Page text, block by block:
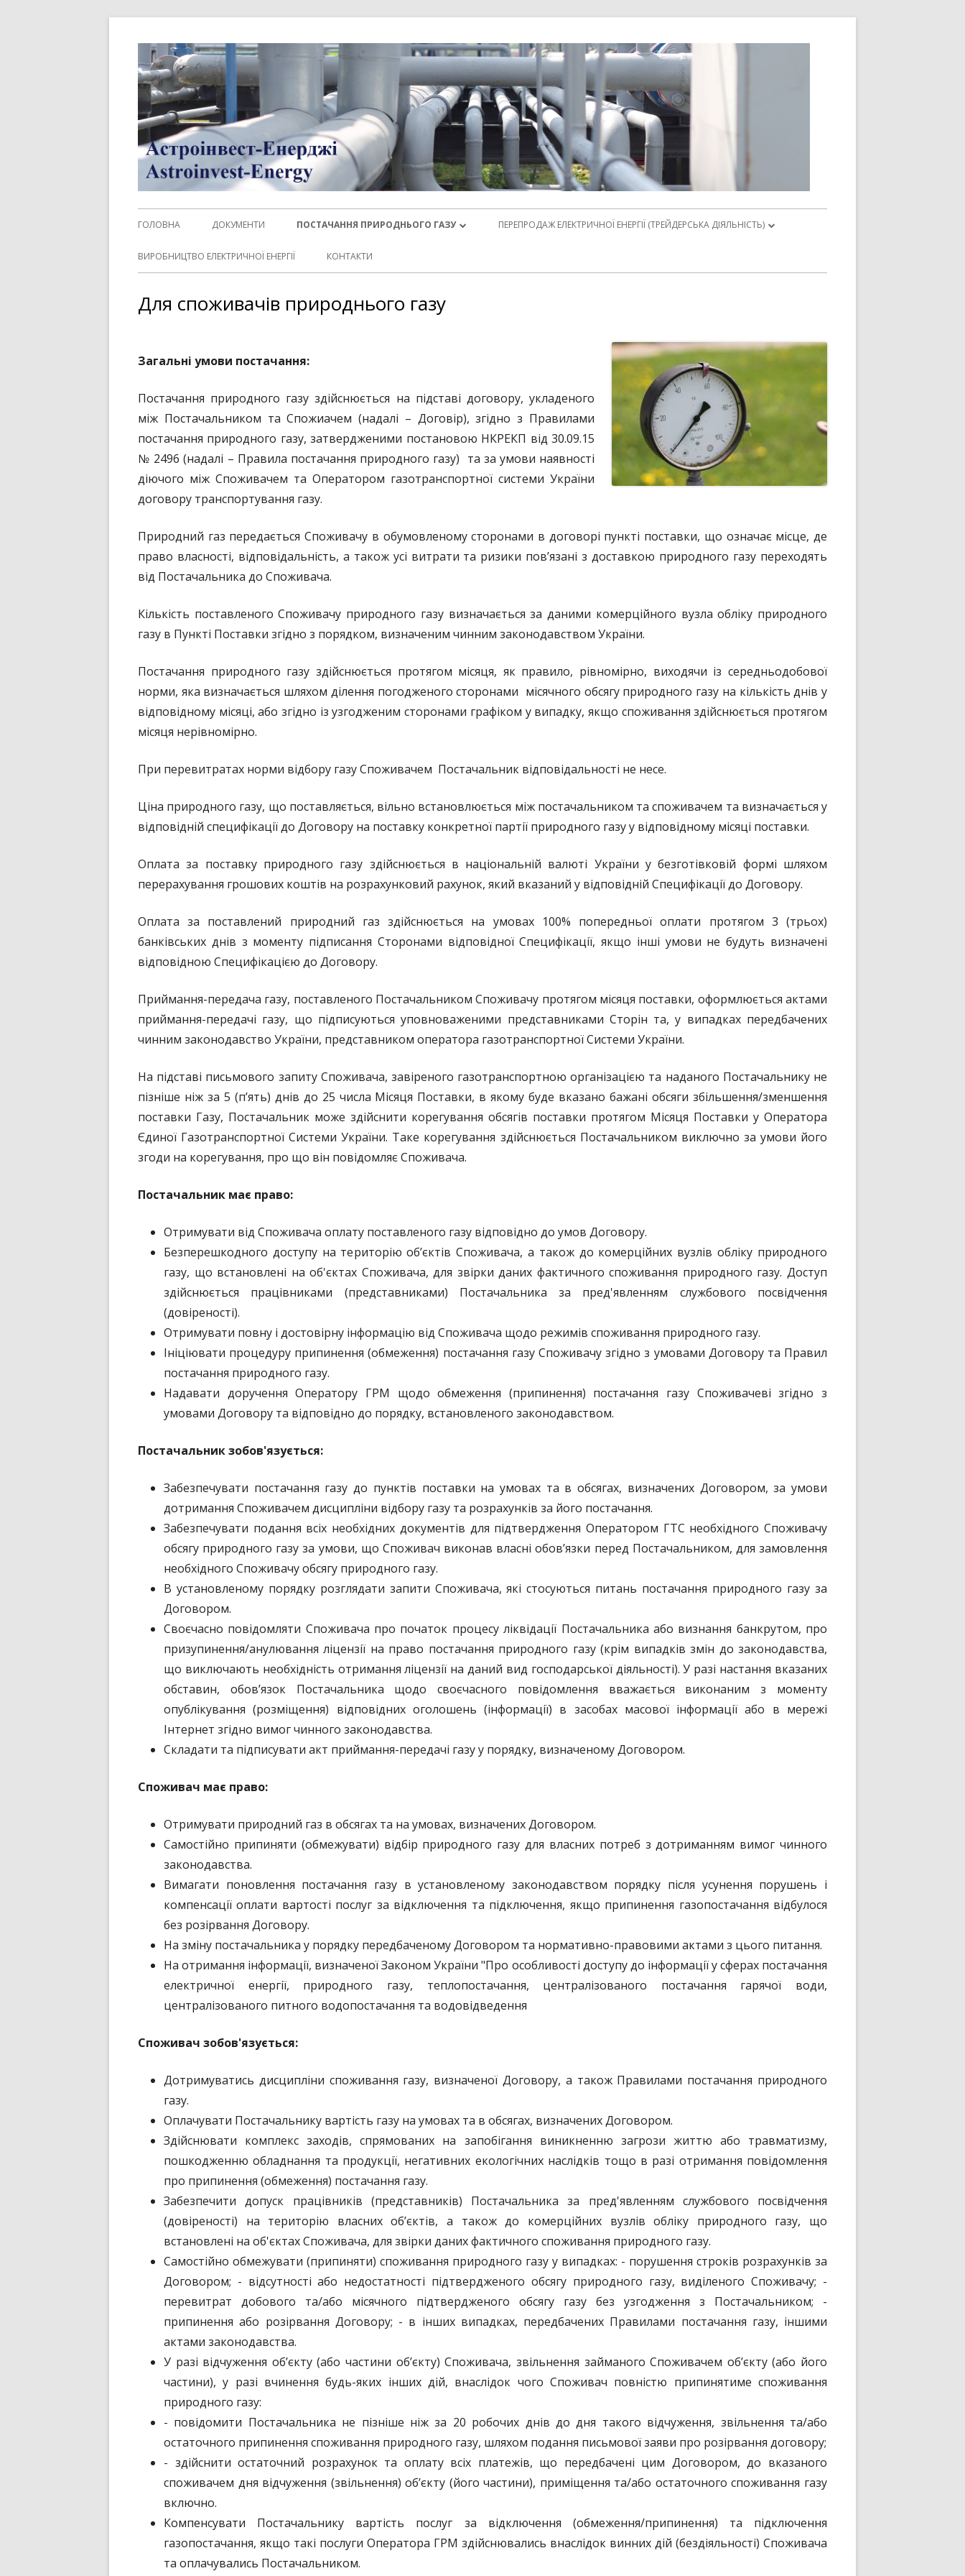
Головне
меню
ГОЛОВНА ДОКУМЕНТИ ПОСТАЧАННЯ ПРИРОДНЬОГО ГАЗУ
ЗАКОНОДАВСТВО
ГАЗУ
ТИПОВИЙ ДОГОВІР
ПЕРЕПРОДАЖ ЕЛЕКТРИЧНОЇ ЕНЕРГІЇ (ТРЕЙДЕРСЬКА ДІЯЛЬНІСТЬ)
ЕНЕРГІЇ
ВИРОБНИЦТВО ЕЛЕКТРИЧНОЇ ЕНЕРГІЇ КОНТАКТИ
Для споживачів природнього газу
Загальні умови постачання:
Постачання природного газу здійснюється на підставі договору, укладеного
між Постачальником та Спожиачем (надалі – Договір), згідно з Правилами
постачання природного газу, затвердженими постановою НКРЕКП від 30.09.15
№ 2496 (надалі – Правила постачання природного газу) та за умови наявності
діючого між Споживачем та Оператором газотранспортної системи України
договору транспортування газу.
Природний газ передається Споживачу в обумовленому сторонами в договорі пункті поставки, що означає місце, де
право власності, відповідальність, а також усі витрати та ризики пов’язані з доставкою природного газу переходять
від Постачальника до Споживача.
Кількість поставленого Споживачу природного газу визначається за даними комерційного вузла обліку природного
газу в Пункті Поставки згідно з порядком, визначеним чинним законодавством України.
Постачання природного газу здійснюється протягом місяця, як правило, рівномірно, виходячи із середньодобової
норми, яка визначається шляхом ділення погодженого сторонами місячного обсягу природного газу на кількість днів у
відповідному місяці, або згідно із узгодженим сторонами графіком у випадку, якщо споживання здійснюється протягом
місяця нерівномірно.
При перевитратах норми відбору газу Споживачем Постачальник відповідальності не несе.
Ціна природного газу, що поставляється, вільно встановлюється між постачальником та споживачем та визначається у
відповідній специфікації до Договору на поставку конкретної партії природного газу у відповідному місяці поставки.
Оплата за поставку природного газу здійснюється в національній валюті України у безготівковій формі шляхом
перерахування грошових коштів на розрахунковий рахунок, який вказаний у відповідній Специфікації до Договору.
Оплата за поставлений природний газ здійснюється на умовах 100% попередньої оплати протягом 3 (трьох)
банківських днів з моменту підписання Сторонами відповідної Специфікації, якщо інші умови не будуть визначені
відповідною Специфікацією до Договору.
Приймання-передача газу, поставленого Постачальником Споживачу протягом місяця поставки, оформлюється актами
приймання-передачі газу, що підписуються уповноваженими представниками Сторін та, у випадках передбачених
чинним законодавство України, представником оператора газотранспортної Системи України.
На підставі письмового запиту Споживача, завіреного газотранспортною організацією та наданого Постачальнику не
пізніше ніж за 5 (п’ять) днів до 25 числа Місяця Поставки, в якому буде вказано бажані обсяги збільшення/зменшення
поставки Газу, Постачальник може здійснити корегування обсягів поставки протягом Місяця Поставки у Оператора
Єдиної Газотранспортної Системи України. Таке корегування здійснюється Постачальником виключно за умови його
згоди на корегування, про що він повідомляє Споживача.
Постачальник має право:
Отримувати від Споживача оплату поставленого газу відповідно до умов Договору.
Безперешкодного доступу на територію об’єктів Споживача, а також до комерційних вузлів обліку природного
газу, що встановлені на об'єктах Споживача, для звірки даних фактичного споживання природного газу. Доступ
здійснюється працівниками (представниками) Постачальника за пред'явленням службового посвідчення
(довіреності).
Отримувати повну і достовірну інформацію від Споживача щодо режимів споживання природного газу.
Ініціювати процедуру припинення (обмеження) постачання газу Споживачу згідно з умовами Договору та Правил
постачання природного газу.
Надавати доручення Оператору ГРМ щодо обмеження (припинення) постачання газу Споживачеві згідно з
умовами Договору та відповідно до порядку, встановленого законодавством.
Постачальник зобов'язується:
Забезпечувати постачання газу до пунктів поставки на умовах та в обсягах, визначених Договором, за умови
дотримання Споживачем дисципліни відбору газу та розрахунків за його постачання.
Забезпечувати подання всіх необхідних документів для підтвердження Оператором ГТС необхідного Споживачу
обсягу природного газу за умови, що Споживач виконав власні обов’язки перед Постачальником, для замовлення
необхідного Споживачу обсягу природного газу.
В установленому порядку розглядати запити Споживача, які стосуються питань постачання природного газу за
Договором.
Своєчасно повідомляти Споживача про початок процесу ліквідації Постачальника або визнання банкрутом, про
призупинення/анулювання ліцензії на право постачання природного газу (крім випадків змін до законодавства,
що виключають необхідність отримання ліцензії на даний вид господарської діяльності). У разі настання вказаних
обставин, обов’язок Постачальника щодо своєчасного повідомлення вважається виконаним з моменту
опублікування (розміщення) відповідних оголошень (інформації) в засобах масової інформації або в мережі
Інтернет згідно вимог чинного законодавства.
Складати та підписувати акт приймання-передачі газу у порядку, визначеному Договором.
Споживач має право:
Отримувати природний газ в обсягах та на умовах, визначених Договором.
Самостійно припиняти (обмежувати) відбір природного газу для власних потреб з дотриманням вимог чинного
законодавства.
Вимагати поновлення постачання газу в установленому законодавством порядку після усунення порушень і
компенсації оплати вартості послуг за відключення та підключення, якщо припинення газопостачання відбулося
без розірвання Договору.
На зміну постачальника у порядку передбаченому Договором та нормативно-правовими актами з цього питання.
На отримання інформації, визначеної Законом України "Про особливості доступу до інформації у сферах постачання
електричної енергії, природного газу, теплопостачання, централізованого постачання гарячої води,
централізованого питного водопостачання та водовідведення
Споживач зобов'язується:
Дотримуватись дисципліни споживання газу, визначеної Договору, а також Правилами постачання природного
газу.
Оплачувати Постачальнику вартість газу на умовах та в обсягах, визначених Договором.
Здійснювати комплекс заходів, спрямованих на запобігання виникненню загрози життю або травматизму,
пошкодженню обладнання та продукції, негативних екологічних наслідків тощо в разі отримання повідомлення
про припинення (обмеження) постачання газу.
Забезпечити допуск працівників (представників) Постачальника за пред'явленням службового посвідчення
(довіреності) на територію власних об’єктів, а також до комерційних вузлів обліку природного газу, що
встановлені на об'єктах Споживача, для звірки даних фактичного споживання природного газу.
Самостійно обмежувати (припиняти) споживання природного газу у випадках: - порушення строків розрахунків за
Договором; - відсутності або недостатності підтвердженого обсягу природного газу, виділеного Споживачу; -
перевитрат добового та/або місячного підтвердженого обсягу газу без узгодження з Постачальником; -
припинення або розірвання Договору; - в інших випадках, передбачених Правилами постачання газу, іншими
актами законодавства.
У разі відчуження об’єкту (або частини об’єкту) Споживача, звільнення займаного Споживачем об’єкту (або його
частини), у разі вчинення будь-яких інших дій, внаслідок чого Споживач повністю припинятиме споживання
природного газу:
- повідомити Постачальника не пізніше ніж за 20 робочих днів до дня такого відчуження, звільнення та/або
остаточного припинення споживання природного газу, шляхом подання письмової заяви про розірвання договору;
- здійснити остаточний розрахунок та оплату всіх платежів, що передбачені цим Договором, до вказаного
споживачем дня відчуження (звільнення) об’єкту (його частини), приміщення та/або остаточного споживання газу
включно.
Компенсувати Постачальнику вартість послуг за відключення (обмеження/припинення) та підключення
газопостачання, якщо такі послуги Оператора ГРМ здійснювались внаслідок винних дій (бездіяльності) Споживача
та оплачувались Постачальником.